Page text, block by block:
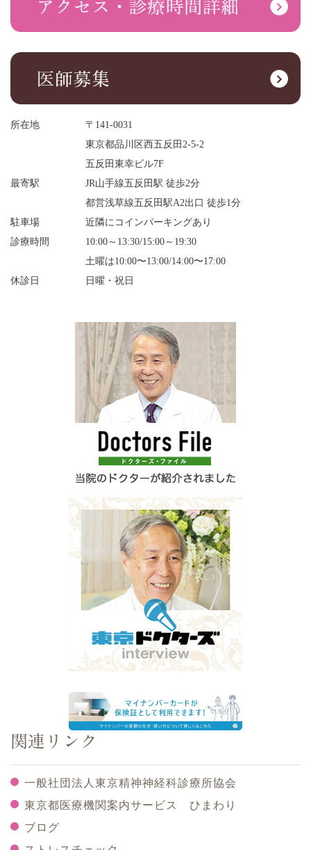
所在地
〒141-0031
東京都品川区西五反田2-5-2
五反田東幸ビル7F
最寄駅
JR山手線五反田駅 徒歩2分
都営浅草線五反田駅A2出口 徒歩1分
駐車場
近隣にコインパーキングあり
診療時間
10:00～13:30/15:00～19:30
土曜は10:00〜13:00/14:00〜17:00
休診日
日曜・祝日
関連リンク
一般社団法人東京精神神経科診療所協会
東京都医療機関案内サービス ひまわり
ブログ